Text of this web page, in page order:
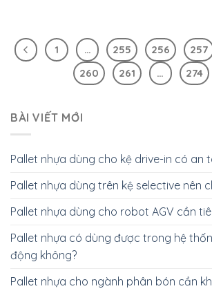
1 … 255 256 257
260
261 … 274
BÀI VIẾT MỚI
Pallet nhựa dùng cho kệ drive-in có an
Pallet nhựa dùng trên kệ selective nên
Pallet nhựa dùng cho robot AGV cần
Pallet nhựa có dùng được trong hệ
động không?
Pallet nhựa cho ngành phân bón cần